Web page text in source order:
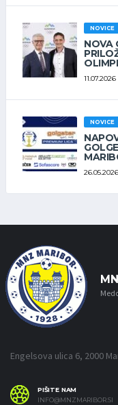
NOVICE
NOVA
11.07.2026
NOVICE
26.05.2026
Engelsova ulica 6, 2000
PIŠITE NAM
INFO@MNZMARIBOR.SI